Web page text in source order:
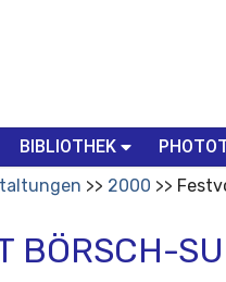
BIBLIOTHEK
2000
BÖRSCH-